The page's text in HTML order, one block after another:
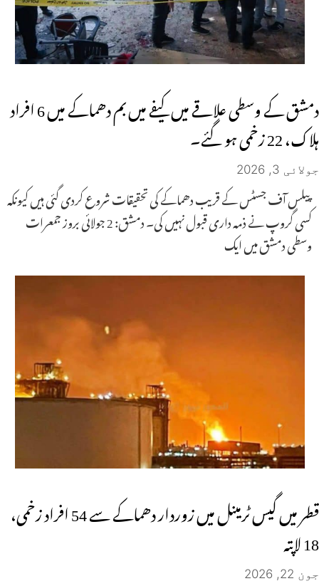
دمشق کے وسطی علاقے میں کیفے میں بم دھماکے میں 6 افراد
ہلاک، 22 زخمی ہو گئے۔
جولائی 3, 2026
پیلس آف جسٹس کے قریب دھماکے کی تحقیقات شروع کردی گئی ہیں کیونکہ
کسی گروپ نے ذمہ داری قبول نہیں کی۔ دمشق: 2 جولائی بروز جمعرات
وسطی دمشق میں ایک
قطر میں گیس ٹرمینل میں زوردار دھماکے سے 54 افراد زخمی،
18 لاپتہ
جون 22, 2026